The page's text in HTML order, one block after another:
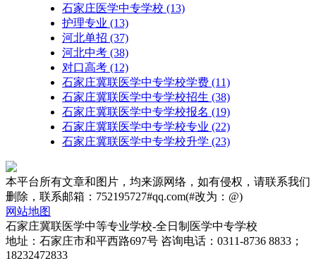
石家庄医学中专学校 (13)
护理专业 (13)
河北单招 (37)
河北中考 (38)
对口高考 (12)
石家庄冀联医学中专学校学费 (11)
石家庄冀联医学中专学校招生 (38)
石家庄冀联医学中专学校报名 (19)
石家庄冀联医学中专学校专业 (22)
石家庄冀联医学中专学校升学 (23)
本平台所有文章和图片，均来源网络，如有侵权，请联系我们
删除，联系邮箱：752195727#qq.com(#改为：@)
网站地图
石家庄冀联医学中等专业学校-全日制医学中专学校
地址：石家庄市和平西路697号 咨询电话：0311-8736 8833；
18232472833